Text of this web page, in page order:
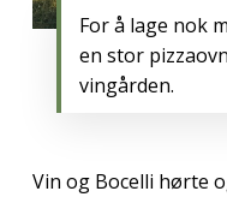
For å lage nok
en stor
vingården.
Vin og Bocelli hørte